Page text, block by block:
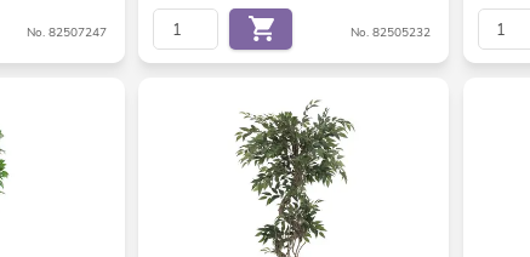
No. 82507247 No. 82505232